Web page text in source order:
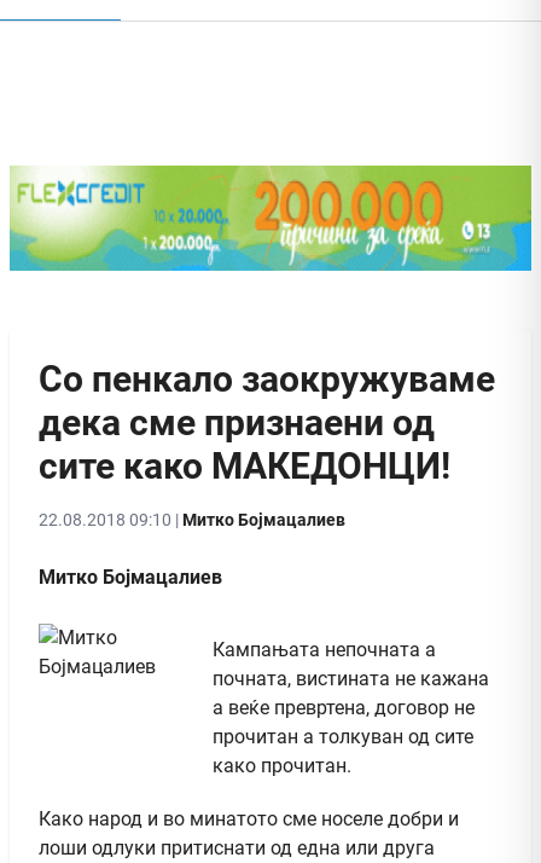
Со пенкало заокружуваме
дека сме признаени од
сите како МАКЕДОНЦИ!
22.08.2018 09:10 |Митко Бојмацалиев
Митко Бојмацалиев
Кампањата непочната а
почната, вистината не кажана
а веќе превртена, договор не
прочитан а толкуван од сите
како прочитан.
Како народ и во минатото сме носеле добри и
лоши одлуки притиснати од една или друга